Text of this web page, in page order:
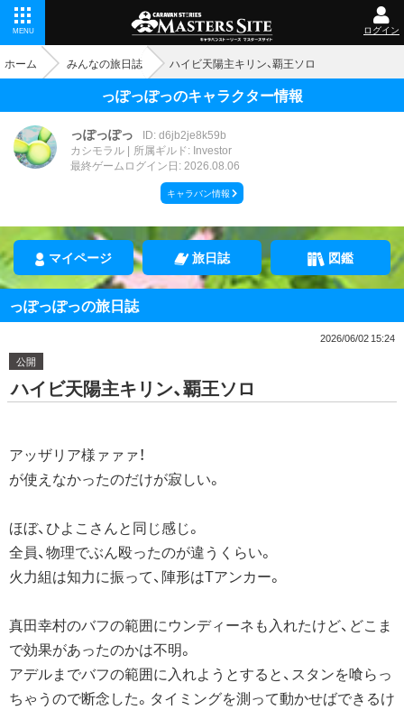
MENU ログイン
ホーム みんなの旅日誌 ハイビ天陽主キリン、覇王ソロ
っぽっぽっのキャラクター情報
っぽっぽっ
ID: d6jb2je8k59b
カシモラル
所属ギルド: Investor
最終ゲームログイン日: 2026.08.06
キャラバン情報
マイページ 旅日誌 図鑑
っぽっぽっの旅日誌
2026/06/02 15:24
公開
ハイビ天陽主キリン、覇王ソロ
アッザリア様ァァァ！
が使えなかったのだけが寂しい。
ほぼ、ひよこさんと同じ感じ。
全員、物理でぶん殴ったのが違うくらい。
火力組は知力に振って、陣形はTアンカー。
真田幸村のバフの範囲にウンディーネも入れたけど、どこま
で効果があったのかは不明。
アデルまでバフの範囲に入れようとすると、スタンを喰らっ
ちゃうので断念した。タイミングを測って動かせばできるけ